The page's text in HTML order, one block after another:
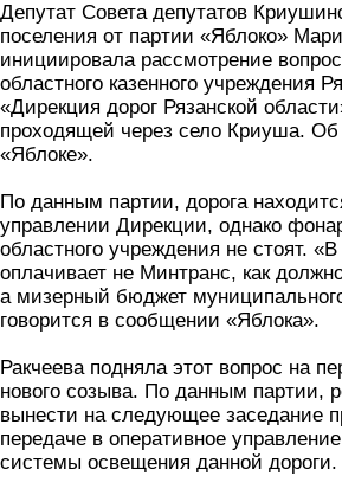
Депутат Совета депутатов
поселения от партии «Яблоко»
инициировала рассмотрение
областного казенного учреждения
«Дирекция дорог Рязанской
проходящей через село Криуша.
«Яблоке».
По данным партии, дорога
управлении Дирекции, однако
областного учреждения не стоят.
оплачивает не Минтранс, как
а мизерный бюджет
говорится в сообщении «Яблока».
Ракчеева подняла этот вопрос на
нового созыва. По данным партии,
вынести на следующее заседание
передаче в оперативное
системы освещения данной дороги.